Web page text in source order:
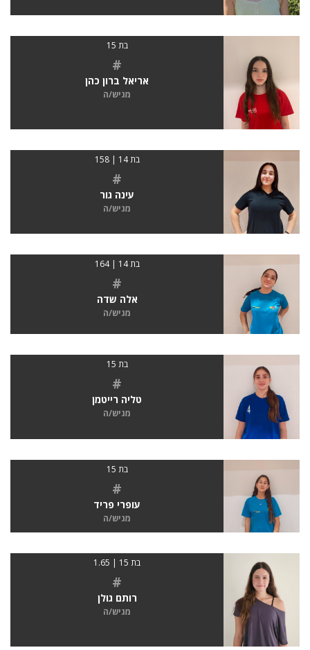
בת 15
#
אריאל ברון כהן
מגיש/ה
בת 14 | 158
#
עינה גור
מגיש/ה
בת 14 | 164
#
אלה שדה
מגיש/ה
בת 15
#
טליה רייטמן
מגיש/ה
בת 15
#
עופרי פריד
מגיש/ה
בת 15 | 1.65
#
רותם גולן
מגיש/ה